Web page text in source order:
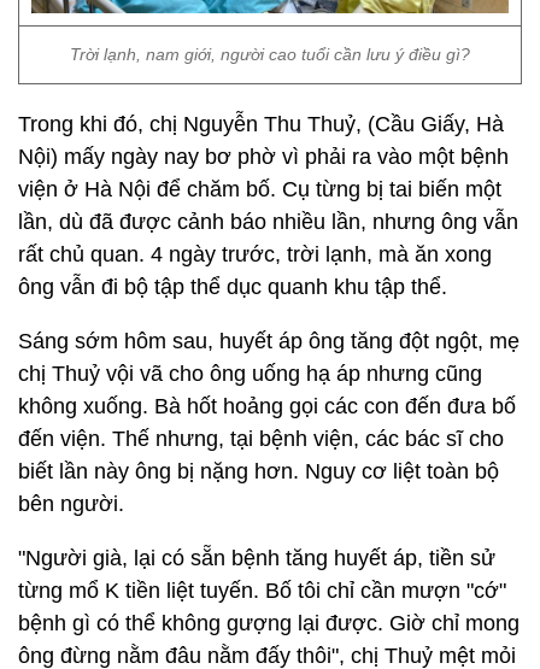
Trời lạnh, nam giới, người cao tuổi cần lưu ý điều gì?
Trong khi đó, chị Nguyễn Thu Thuỷ, (Cầu Giấy, Hà
Nội) mấy ngày nay bơ phờ vì phải ra vào một bệnh
viện ở Hà Nội để chăm bố. Cụ từng bị tai biến một
lần, dù đã được cảnh báo nhiều lần, nhưng ông vẫn
rất chủ quan. 4 ngày trước, trời lạnh, mà ăn xong
ông vẫn đi bộ tập thể dục quanh khu tập thể.
Sáng sớm hôm sau, huyết áp ông tăng đột ngột, mẹ
chị Thuỷ vội vã cho ông uống hạ áp nhưng cũng
không xuống. Bà hốt hoảng gọi các con đến đưa bố
đến viện. Thế nhưng, tại bệnh viện, các bác sĩ cho
biết lần này ông bị nặng hơn. Nguy cơ liệt toàn bộ
bên người.
"Người già, lại có sẵn bệnh tăng huyết áp, tiền sử
từng mổ K tiền liệt tuyến. Bố tôi chỉ cần mượn "cớ"
bệnh gì có thể không gượng lại được. Giờ chỉ mong
ông đừng nằm đâu nằm đấy thôi", chị Thuỷ mệt mỏi